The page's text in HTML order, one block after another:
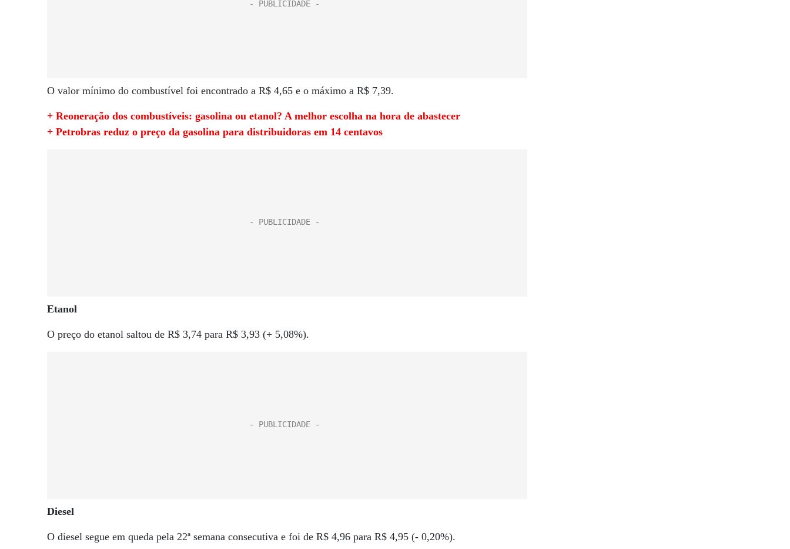
O valor mínimo do combustível foi encontrado a R$ 4,65 e o máximo a R$ 7,39.
+ Reoneração dos combustíveis: gasolina ou etanol? A melhor escolha na hora de abastecer
+ Petrobras reduz o preço da gasolina para distribuidoras em 14 centavos
Etanol
O preço do etanol saltou de R$ 3,74 para R$ 3,93 (+ 5,08%).
Diesel
O diesel segue em queda pela 22ª semana consecutiva e foi de R$ 4,96 para R$ 4,95 (- 0,20%).